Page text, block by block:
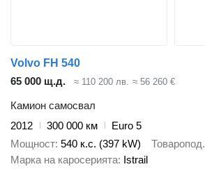
Volvo FH 540
65 000 щ.д.
≈ 110 200 лв. ≈ 56 260 €
Камион самосвал
2012
300 000 км
Euro 5
Мощност 540 к.с. (397 kW) Товаропод.
Марка на каросерията
Istrail